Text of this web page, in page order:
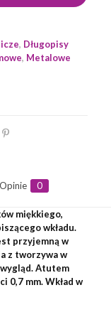
, Długopisy
, Metalowe
Opinie 0
miękkiego,
wkładu.
przyjemną w
z tworzywa w
Atutem
0,7 mm. Wkład w